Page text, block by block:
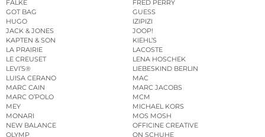
FALKE
FRED PERRY
GOT BAG
GUESS
HUGO
IZIPIZI
JACK & JONES
JOOP!
KAPTEN & SON
KIEHL’S
LA PRAIRIE
LACOSTE
LE CREUSET
LENA HOSCHEK
LEVI’S®
LIEBESKIND BERLIN
LUISA CERANO
MAC
MARC CAIN
MARC JACOBS
MARC O’POLO
MCM
MEY
MICHAEL KORS
MONARI
MOS MOSH
NEW BALANCE
OFFICINE CREATIVE
OLYMP
ON SCHUHE